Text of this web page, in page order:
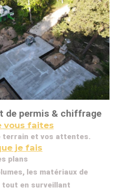
de permis & chiffrage
vous faites
terrain et vos attentes.
je fais
plans
les matériaux de
en surveillant